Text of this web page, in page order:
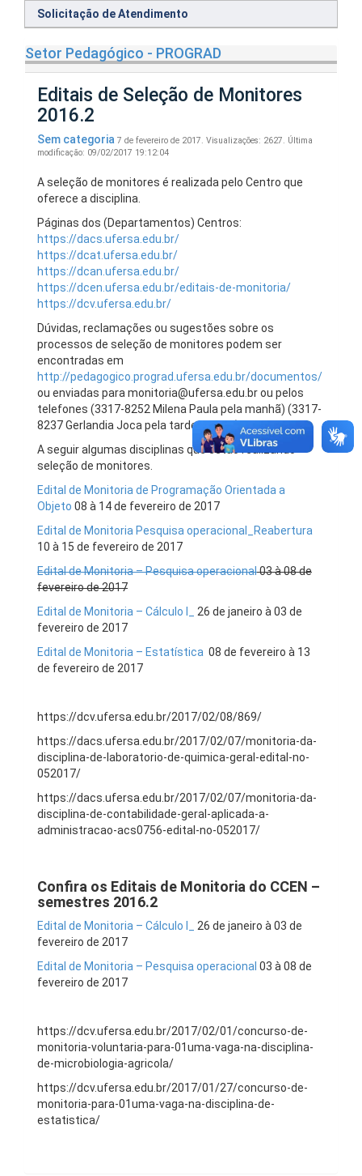
Solicitação de Atendimento
Setor Pedagógico - PROGRAD
Editais de Seleção de Monitores
2016.2
Sem categoria 7 de fevereiro de 2017. Visualizações: 2627. Última
modificação: 09/02/2017 19:12:04
A seleção de monitores é realizada pelo Centro que
oferece a disciplina.
Páginas dos (Departamentos) Centros:
https://dacs.ufersa.edu.br/
https://dcat.ufersa.edu.br/
https://dcan.ufersa.edu.br/
https://dcen.ufersa.edu.br/editais-de-monitoria/
https://dcv.ufersa.edu.br/
Dúvidas, reclamações ou sugestões sobre os
processos de seleção de monitores podem ser
encontradas em
http://pedagogico.prograd.ufersa.edu.br/documentos/
ou enviadas para monitoria@ufersa.edu.br ou pelos
telefones (3317-8252 Milena Paula pela manhã) (3317-
8237 Gerlandia Joca pela tarde e noite).
A seguir algumas disciplinas que estão realizando
seleção de monitores.
Edital de Monitoria de Programação Orientada a
Objeto 08 à 14 de fevereiro de 2017
Edital de Monitoria Pesquisa operacional_Reabertura
10 à 15 de fevereiro de 2017
Edital de Monitoria – Pesquisa operacional03 à 08 de
fevereiro de 2017
Edital de Monitoria – Cálculo I_
26 de janeiro à 03 de
fevereiro de 2017
Edital de Monitoria – Estatística 08 de fevereiro à 13
de fevereiro de 2017
https://dcv.ufersa.edu.br/2017/02/08/869/
https://dacs.ufersa.edu.br/2017/02/07/monitoria-da-
disciplina-de-laboratorio-de-quimica-geral-edital-no-
052017/
https://dacs.ufersa.edu.br/2017/02/07/monitoria-da-
disciplina-de-contabilidade-geral-aplicada-a-
administracao-acs0756-edital-no-052017/
Confira os Editais de Monitoria do CCEN –
semestres 2016.2
Edital de Monitoria – Cálculo I_
26 de janeiro à 03 de
fevereiro de 2017
Edital de Monitoria – Pesquisa operacional 03 à 08 de
fevereiro de 2017
https://dcv.ufersa.edu.br/2017/02/01/concurso-de-
monitoria-voluntaria-para-01uma-vaga-na-disciplina-
de-microbiologia-agricola/
https://dcv.ufersa.edu.br/2017/01/27/concurso-de-
monitoria-para-01uma-vaga-na-disciplina-de-
estatistica/